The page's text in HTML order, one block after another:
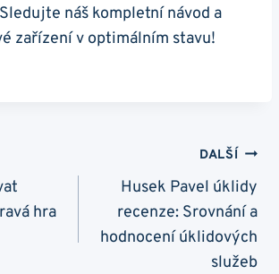
náš kompletní návod a
zařízení v optimálním stavu!
hra
DALŠÍ
Husek Pavel úklidy
recenze: Srovnání a
hodnocení úklidových
služeb